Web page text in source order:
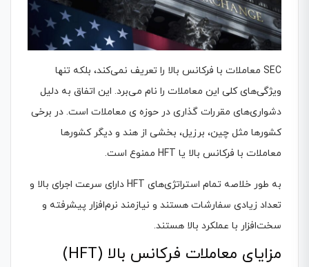
SEC معاملات با فرکانس بالا را تعریف نمی‌کند، بلکه تنها
ویژگی‌های کلی این معاملات را نام می‌برد. این اتفاق به دلیل
دشواری‌های مقررات گذاری در حوزه ی معاملات است. در برخی
کشورها مثل چین، برزیل، بخشی از هند و دیگر کشورها
معاملات با فرکانس بالا یا HFT ممنوع است.
به طور خلاصه تمام استراتژی‌های HFT دارای سرعت اجرای بالا و
تعداد زیادی سفارشات هستند و نیازمند نرم‌افزار پیشرفته و
سخت‌افزار با عملکرد بالا هستند.
مزایای معاملات فرکانس بالا (HFT)